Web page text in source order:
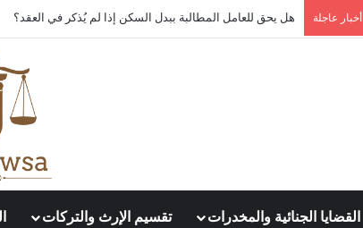
أخبار عاجلة هل يحق للعامل المطالبة ببدل السكن إذا لم يُذكر في العقد؟
القضايا الجنائية والمخدرات تقسيم الإرث والتركات